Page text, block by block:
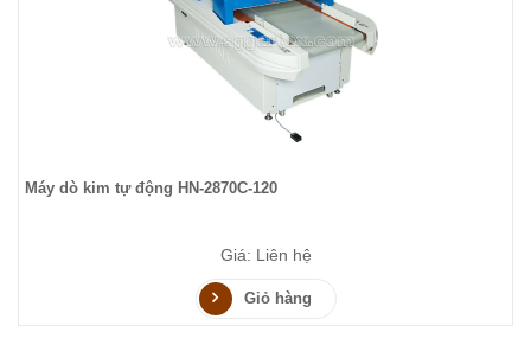
Máy dò kim tự động HN-2870C-120
Giá: Liên hệ
Giỏ hàng